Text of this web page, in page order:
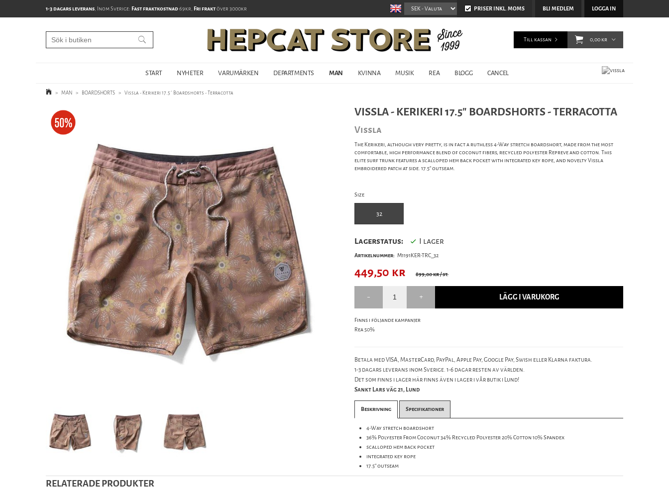
1-3 dagars leverans, Inom Sverige: Fast fraktkostnad69kr, Fri fraktöver 3000kr BLI MEDLEM LOGGA IN
PRISER INKL. MOMS
START NYHETER VARUMÄRKEN DEPARTMENTS MAN KVINNA MUSIK REA BLOGG CANCEL
Till kassan 0,00 kr
> MAN > BOARDSHORTS > Vissla - Kerikeri 17.5´ Boardshorts - Terracotta
VISSLA - KERIKERI 17.5" BOARDSHORTS - TERRACOTTA
Vissla
The Kerikeri, although very pretty, is in fact a ruthless 4-Way stretch boardshort, made from the most
comfortable, high performance blend of coconut fibers, recycled polyester Repreve and cotton. This
elite surf trunk features a scalloped hem back pocket with integrated key rope, and novelty Vissla
embroidered patch at side. 17.5" outseam.
Size
32
Lagerstatus: I lager
Artikelnummer: M1191KER-TRC_32
449,50 kr 899,00 kr/ st.
LÄGG I VARUKORG
Finns i följande kampanjer
Rea 50%
Betala med VISA, MasterCard, PayPal, Apple Pay, Google Pay, Swish eller Klarna faktura.
1-3 dagars leverans inom Sverige. 1-6 dagar resten av världen.
Det som finns i lager här finns även i lager i vår butik i Lund!
Sankt Lars väg 21, Lund
Beskrivning Specifikationer
4-Way stretch boardshort
36% Polyester From Coconut 34% Recycled Polyester 20% Cotton 10% Spandex
scalloped hem back pocket
integrated key rope
17.5" outseam
RELATERADE PRODUKTER